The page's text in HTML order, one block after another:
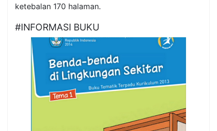
ketebalan 170 halaman.
#INFORMASI BUKU